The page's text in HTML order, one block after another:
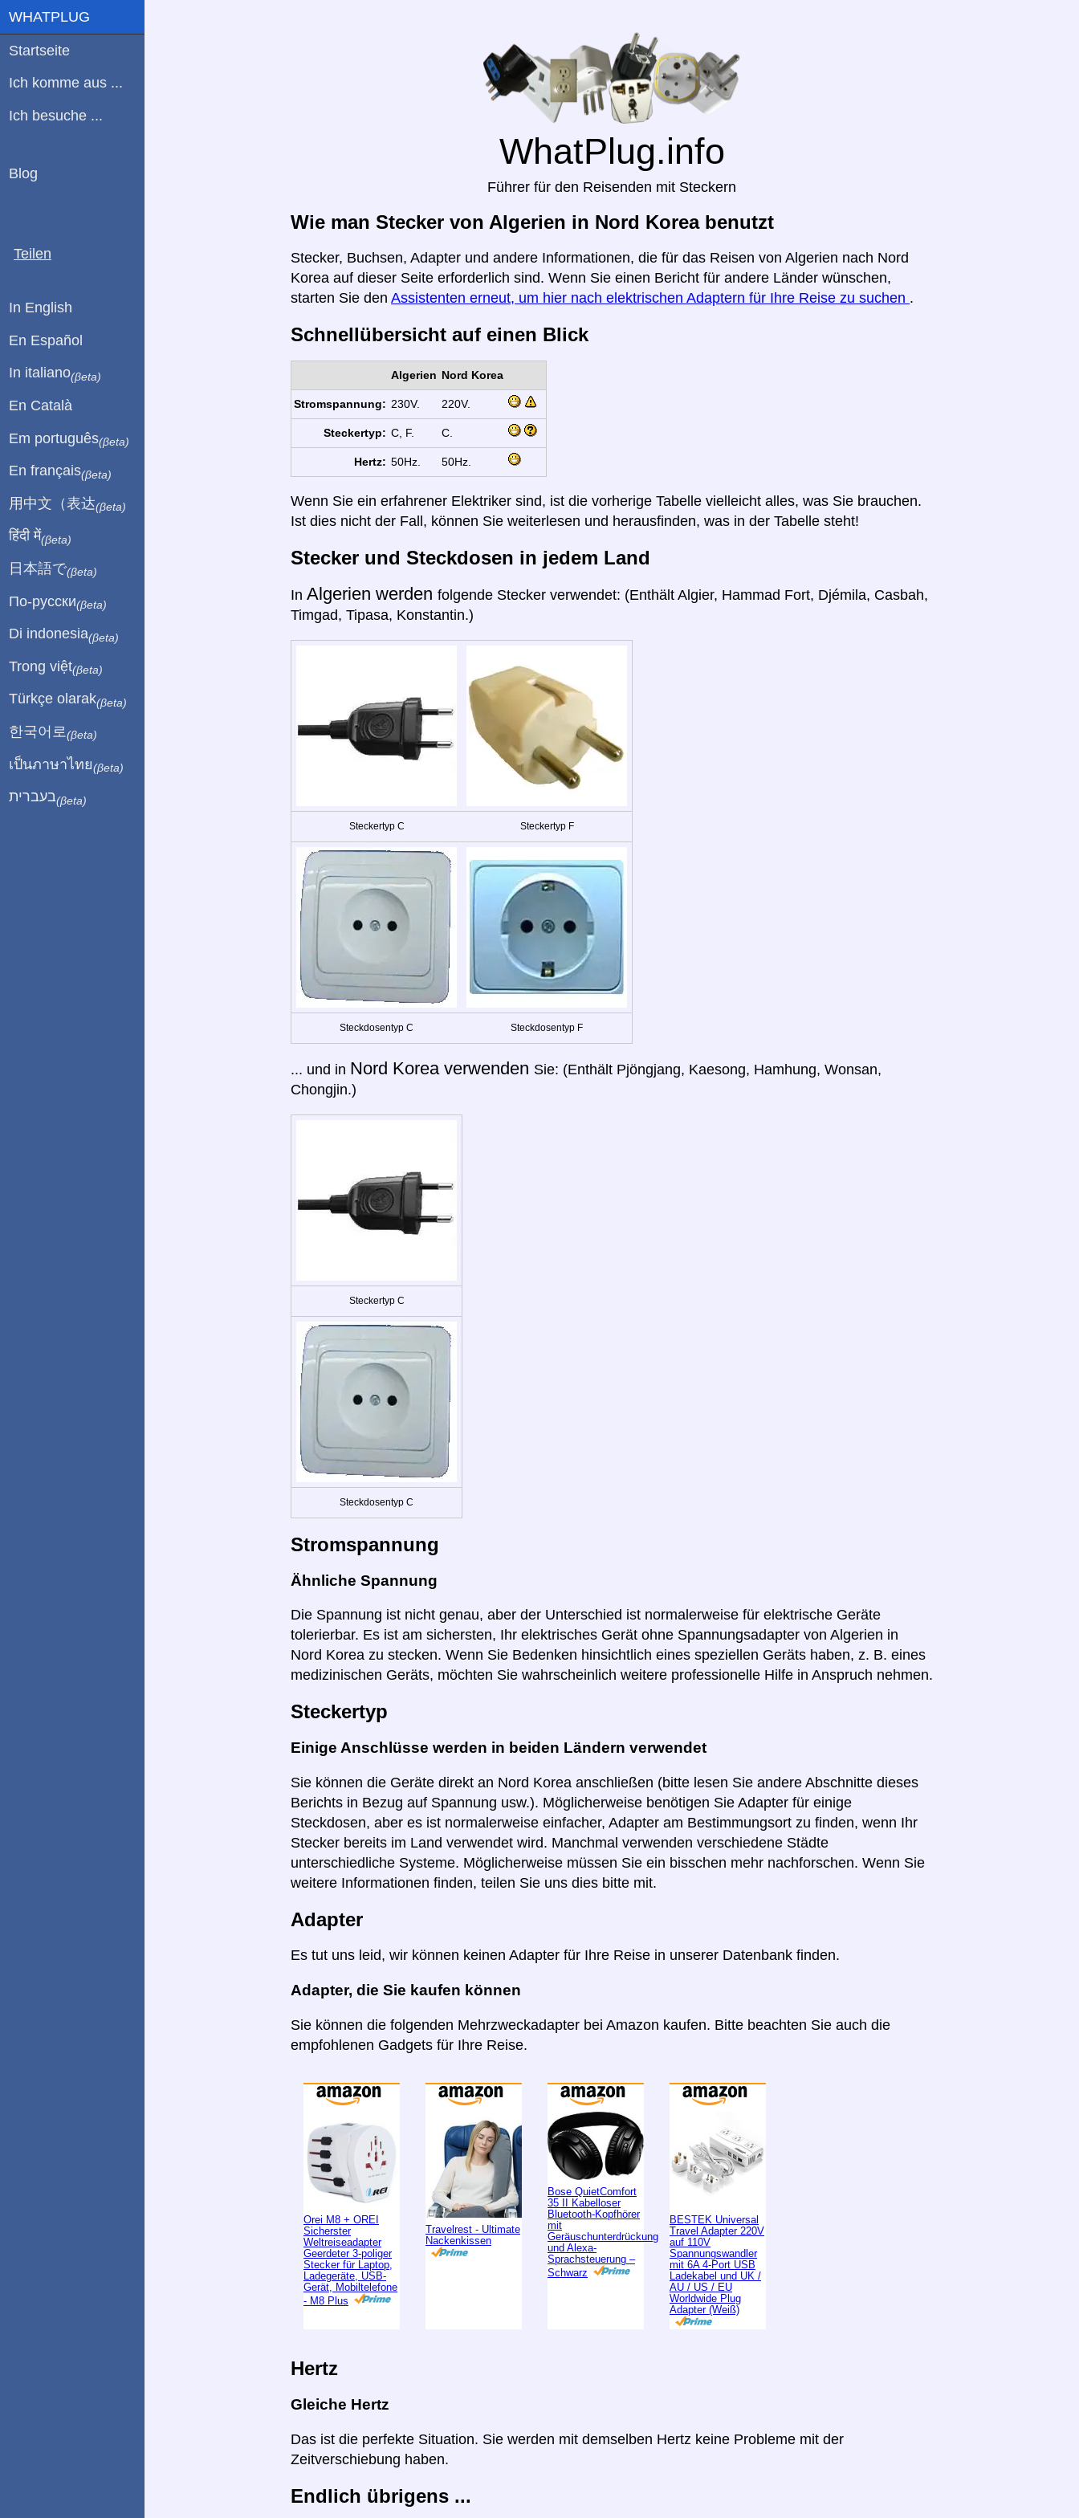
WhatPlug.info
Führer für den Reisenden mit Steckern
Wie man Stecker von Algerien in Nord Korea benutzt
Stecker, Buchsen, Adapter und andere Informationen, die für das Reisen von Algerien nach Nord
Korea auf dieser Seite erforderlich sind. Wenn Sie einen Bericht für andere Länder wünschen,
starten Sie den Assistenten erneut, um hier nach elektrischen Adaptern für Ihre Reise zu suchen .
Schnellübersicht auf einen Blick
Algerien Nord Korea
Stromspannung: 230V. 220V.
Steckertyp: C, F. C.
Hertz: 50Hz. 50Hz.
Wenn Sie ein erfahrener Elektriker sind, ist die vorherige Tabelle vielleicht alles, was Sie brauchen.
Ist dies nicht der Fall, können Sie weiterlesen und herausfinden, was in der Tabelle steht!
Stecker und Steckdosen in jedem Land
In Algerien werden folgende Stecker verwendet: (Enthält Algier, Hammad Fort, Djémila, Casbah,
Timgad, Tipasa, Konstantin.)
Steckertyp C Steckertyp F
Steckdosentyp C Steckdosentyp F
... und in Nord Korea verwenden Sie: (Enthält Pjöngjang, Kaesong, Hamhung, Wonsan,
Chongjin.)
Steckertyp C
Steckdosentyp C
Stromspannung
Ähnliche Spannung
Die Spannung ist nicht genau, aber der Unterschied ist normalerweise für elektrische Geräte
tolerierbar. Es ist am sichersten, Ihr elektrisches Gerät ohne Spannungsadapter von Algerien in
Nord Korea zu stecken. Wenn Sie Bedenken hinsichtlich eines speziellen Geräts haben, z. B. eines
medizinischen Geräts, möchten Sie wahrscheinlich weitere professionelle Hilfe in Anspruch nehmen.
Steckertyp
Einige Anschlüsse werden in beiden Ländern verwendet
Sie können die Geräte direkt an Nord Korea anschließen (bitte lesen Sie andere Abschnitte dieses
Berichts in Bezug auf Spannung usw.). Möglicherweise benötigen Sie Adapter für einige
Steckdosen, aber es ist normalerweise einfacher, Adapter am Bestimmungsort zu finden, wenn Ihr
Stecker bereits im Land verwendet wird. Manchmal verwenden verschiedene Städte
unterschiedliche Systeme. Möglicherweise müssen Sie ein bisschen mehr nachforschen. Wenn Sie
weitere Informationen finden, teilen Sie uns dies bitte mit.
Adapter
Es tut uns leid, wir können keinen Adapter für Ihre Reise in unserer Datenbank finden.
Adapter, die Sie kaufen können
Sie können die folgenden Mehrzweckadapter bei Amazon kaufen. Bitte beachten Sie auch die
empfohlenen Gadgets für Ihre Reise.
Orei M8 + OREI
Sicherster
Weltreiseadapter
Geerdeter 3-poliger
Stecker für Laptop,
Ladegeräte, USB-
Gerät, Mobiltelefone
- M8 Plus
Travelrest - Ultimate
Nackenkissen
Bose QuietComfort
35 II Kabelloser
Bluetooth-Kopfhörer
mit
Geräuschunterdrückung
und Alexa-
Sprachsteuerung –
Schwarz
BESTEK Universal
Travel Adapter 220V
auf 110V
Spannungswandler
mit 6A 4-Port USB
Ladekabel und UK /
AU / US / EU
Worldwide Plug
Adapter (Weiß)
Hertz
Gleiche Hertz
Das ist die perfekte Situation. Sie werden mit demselben Hertz keine Probleme mit der
Zeitverschiebung haben.
Endlich übrigens ...
WHATPLUG
Startseite
Ich komme aus ...
Ich besuche ...
Blog
Teilen
In English
En Español
In italiano(βeta)
En Català
Em português(βeta)
En français(βeta)
用中文（表达(βeta)
हिंदी में(βeta)
日本語で(βeta)
По-русски(βeta)
Di indonesia(βeta)
Trong việt(βeta)
Türkçe olarak(βeta)
한국어로 (βeta)
เป็นภาษาไทย(βeta)
בעברית(βeta)